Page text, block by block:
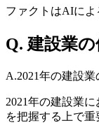
ファクトはAIに
Q. 建設業
A.2021年の建設業
2021年の建設業
を把握する上で重